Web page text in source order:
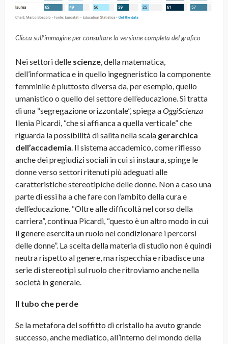
Clicca sull’immagine per consultare la versione completa del grafico
Nei settori delle scienze, della matematica,
dell’informatica e in quello ingegneristico la componente
femminile è piuttosto diversa da, per esempio, quello
umanistico o quello del settore dell’educazione. Si tratta
di una “segregazione orizzontale”, spiega aOggiScienza
Ilenia Picardi, “che si affianca a quella verticale” che
riguarda la possibilità di salita nella scala gerarchica
dell’accademia. Il sistema accademico, come riflesso
anche dei pregiudizi sociali in cui si instaura, spinge le
donne verso settori ritenuti più adeguati alle
caratteristiche stereotipiche delle donne. Non a caso una
parte di essi ha a che fare con l’ambito della cura e
dell’educazione. “Oltre alle difficoltà nel corso della
carriera”, continua Picardi, “questo è un altro modo in cui
il genere esercita un ruolo nel condizionare i percorsi
delle donne”. La scelta della materia di studio non è quindi
neutra rispetto al genere, ma rispecchia e ribadisce una
serie di stereotipi sul ruolo che ritroviamo anche nella
società in generale.
Il tubo che perde
Se la metafora del soffitto di cristallo ha avuto grande
successo, anche mediatico, all’interno del mondo della